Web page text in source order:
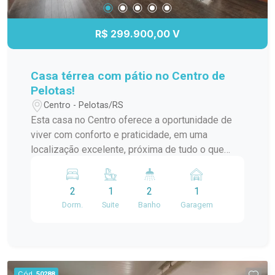
Banheira; Ambientes amplos e bem distribuídos;
Ampla sacada; Hidromassagem; Localizada em
condomínio, oferecendo mais segurança e
conhecer de perto essa incrível oportunidade. Um
imóvel pensado para quem valoriza conforto,
R$ 299.900,00 V
Casa térrea com pátio no Centro de
Pelotas!
Centro - Pelotas/RS
Esta casa no Centro oferece a oportunidade de
viver com conforto e praticidade, em uma
localização excelente, próxima de tudo o que
conta com um pátio, algo cada vez mais raro no
Centro da cidade! Características do imóvel: 02
dormitórios, sendo 1 suíte com closet,
com ambientes integrados para maior
2
Dorm.
1
Suite
2
Banho
1
Garagem